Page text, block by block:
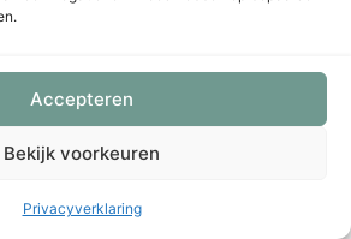
Accepteren
Bekijk voorkeuren
Privacyverklaring